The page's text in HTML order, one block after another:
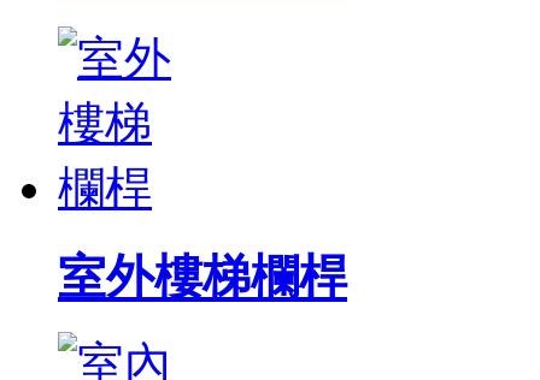
室外樓梯欄桿